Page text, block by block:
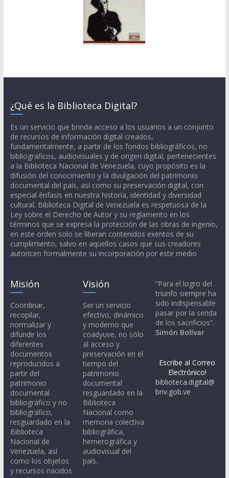
¿Qué es la Biblioteca Digital?
Es un servicio que brinda acceso a los usuarios a un conjunto
de recursos de información digital creados,
fundamentalmente, a partir de los fondos bibliográficos, no
bibliográficos, audiovisuales y de origen digital, pertenecientes
a la Biblioteca Nacional de Venezuela, cuyo propósito es la
difusión del conocimiento y la divulgación del patrimonio
documental del país, así como su preservación digital, con
especial énfasis en nuestra historia, identidad y diversidad
cultural. Biblioteca Digital de Venezuela es respetuosa de la
Ley sobre el Derecho de Autor y su reglamento en los
términos que se expresa la protección de las obras de ingenio,
en este orden solo se liberan contenidos exentos de su
cumplimiento, salvo en aquellos casos que sus creadores
autoricen formalmente su incorporación por este medio
Misión
Coordinar,
recopilar,
normalizar y
difundir los
diferentes
documentos
reproducidos a
partir del
patrimonio
documental
bibliográfico y no
bibliográfico,
resguardado en la
Biblioteca
Nacional de
Venezuela, así
como los objetos
y recursos nacidos
Visión
Ser un servicio
efectivo, dinámico
y moderno que
coadyuve, no sólo
al acceso y
preservación en el
tiempo del
patrimonio
documental
resguardado en la
Biblioteca
Nacional como
memoria colectiva
bibliográfica,
hemerográfica y
audiovisual del
país.
“Para el logro del
triunfo siempre ha
sido indispensable
pasar por la senda
de los sacrificios”.
Simón Bolívar
Escribe al Correo
Electrónico!
biblioteca.digital@
bnv.gob.ve